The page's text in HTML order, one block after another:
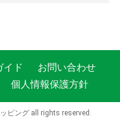
イド
お問い合わせ
個人情報保護方針
ピング all rights reserved.